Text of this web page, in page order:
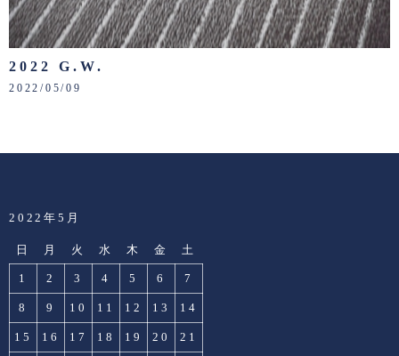
2022 G.W.
2022/05/09
2022年5月
日 月 火 水 木 金 土
1 2 3 4 5 6 7
8 9 10 11 12 13 14
15 16 17 18 19 20 21